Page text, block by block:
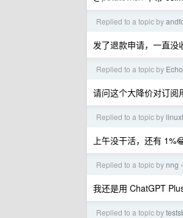
Replied to a topic by
发了退款申请，一直没
Replied to a topic by
请问这个大降价对订阅
Replied to a topic by
上午没干活，还有
Replied to a topic by nng ›
我还是用 ChatGPT
Replied to a topic by